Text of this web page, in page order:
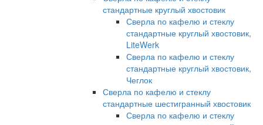
стандартные круглый хвостовик
Сверла по кафелю и стеклу
стандартные круглый хвостовик,
LiteWerk
Сверла по кафелю и стеклу
стандартные круглый хвостовик,
Чеглок
Сверла по кафелю и стеклу
стандартные шестигранный хвостовик
Сверла по кафелю и стеклу